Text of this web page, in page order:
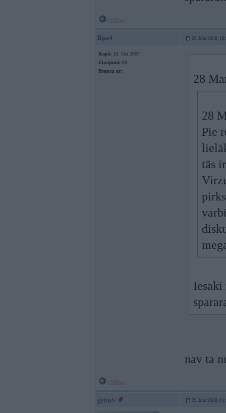
Bpa4 28. Mar 2008,
Kopš: 18. Oct 2007
Ziņojumi: 89
Braucu ar:
28
28
Pie
tās
Iesaki
nav ta
grimS 29. Mar 2008,